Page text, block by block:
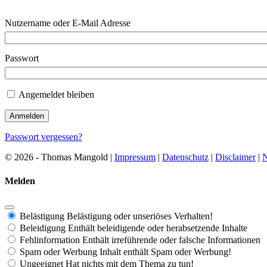
Nutzername oder E-Mail Adresse
Passwort
Angemeldet bleiben
Passwort vergessen?
© 2026 - Thomas Mangold | Impressum | Datenschutz | Disclaimer|
Melden
Belästigung Belästigung oder unseriöses Verhalten!
Beleidigung Enthält beleidigende oder herabsetzende Inhalte
Fehlinformation Enthält irreführende oder falsche Informationen
Spam oder Werbung Inhalt enthält Spam oder Werbung!
Ungeeignet Hat nichts mit dem Thema zu tun!